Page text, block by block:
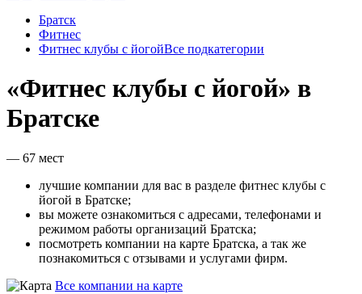
Братск
Фитнес
Фитнес клубы с йогойВсе подкатегории
«Фитнес клубы с йогой» в
Братске
— 67 мест
лучшие компании для вас в разделе фитнес клубы с
йогой в Братске;
вы можете ознакомиться с адресами, телефонами и
режимом работы организаций Братска;
посмотреть компании на карте Братска, а так же
познакомиться с отзывами и услугами фирм.
Все компании на карте